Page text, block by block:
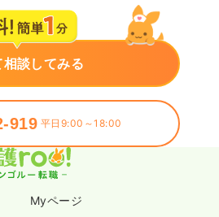
談してみる
919 平日9:00～18:00
Myページ